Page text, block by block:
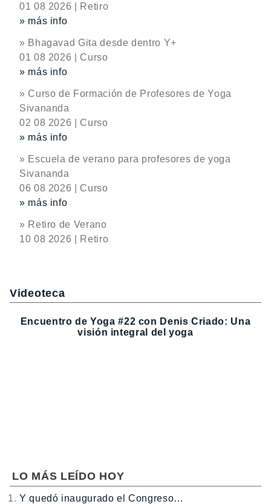
01 08 2026 | Retiro
» más info
» Bhagavad Gita desde dentro Y+
01 08 2026 | Curso
» más info
» Curso de Formación de Profesores de Yoga
Sivananda
02 08 2026 | Curso
» más info
» Escuela de verano para profesores de yoga
Sivananda
06 08 2026 | Curso
» más info
» Retiro de Verano
10 08 2026 | Retiro
Videoteca
Encuentro de Yoga #22 con Denis Criado: Una
visión integral del yoga
LO MÁS LEÍDO HOY
Y quedó inaugurado el Congreso…